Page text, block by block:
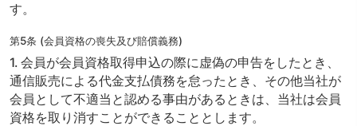
す。
第5条 (会員資格の喪失及び賠償義務)
1. 会員が会員資格取得申込の際に虚偽の申告をしたとき、
通信販売による代金支払債務を怠ったとき、その他当社が
会員として不適当と認める事由があるときは、当社は会員
資格を取り消すことができることとします。